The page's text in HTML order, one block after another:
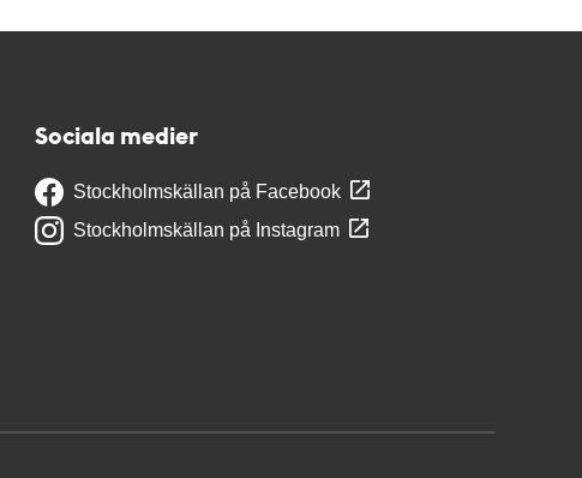
Sociala medier
Stockholmskällan på Facebook
Stockholmskällan på Instagram